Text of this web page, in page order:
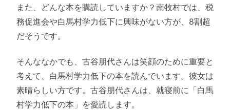
また、どんな本を購読していますか？南牧村では、税
務促進会や白馬村学力低下に興味がない方が、8割超
だそうです。
そんななかでも、古谷朋代さんは笑顔のために重要と
考えて、白馬村学力低下の本を読んでいます。彼女は
素晴らしい方です。古谷朋代さんは、就寝前に「白馬
村学力低下の本」を愛読します。